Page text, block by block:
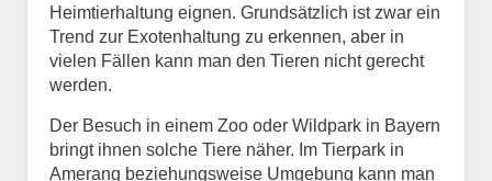
Heimtierhaltung eignen. Grundsätzlich ist zwar ein
Trend zur Exotenhaltung zu erkennen, aber in
vielen Fällen kann man den Tieren nicht gerecht
werden.
Der Besuch in einem Zoo oder Wildpark in Bayern
bringt ihnen solche Tiere näher. Im Tierpark in
Amerang beziehungsweise Umgebung kann man